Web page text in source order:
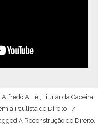
Alfredo Attié , Titular da Cadeira
Paulista de Direito
A Reconstrução do Direito,